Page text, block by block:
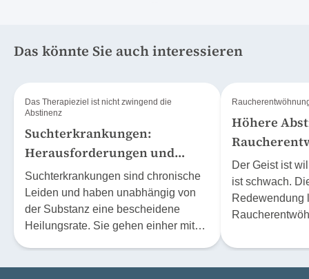
Das könnte Sie auch interessieren
Das Therapieziel ist nicht zwingend die
Abstinenz
Suchterkrankungen:
Herausforderungen und
Therapiemöglichkeiten
Suchterkrankungen sind chronische
Leiden und haben unabhängig von
der Substanz eine bescheidene
Heilungsrate. Sie gehen einher mit
Höhere
Zigaretten
Der Geist ist
ist schwach.
Redewendung
über die